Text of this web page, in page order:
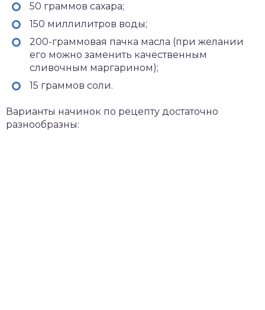
50 граммов сахара;
150 миллилитров воды;
200-граммовая пачка масла (при желании
его можно заменить качественным
сливочным маргарином);
15 граммов соли.
Варианты начинок по рецепту достаточно
разнообразны: